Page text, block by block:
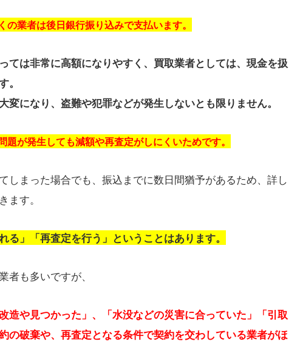
業者は後日銀行振り込みで支払います。
ては非常に高額になりやすく、買取業者としては、現金を扱
。
になり、盗難や犯罪などが発生しないとも限りません。
が発生しても減額や再査定がしにくいためです。
しまった場合でも、振込までに数日間猶予があるため、詳し
ます。
」「再査定を行う」ということはあります。
も多いですが、
造や見つかった」、「水没などの災害に合っていた」「引取
の破棄や、再査定となる条件で契約を交わしている業者がほ